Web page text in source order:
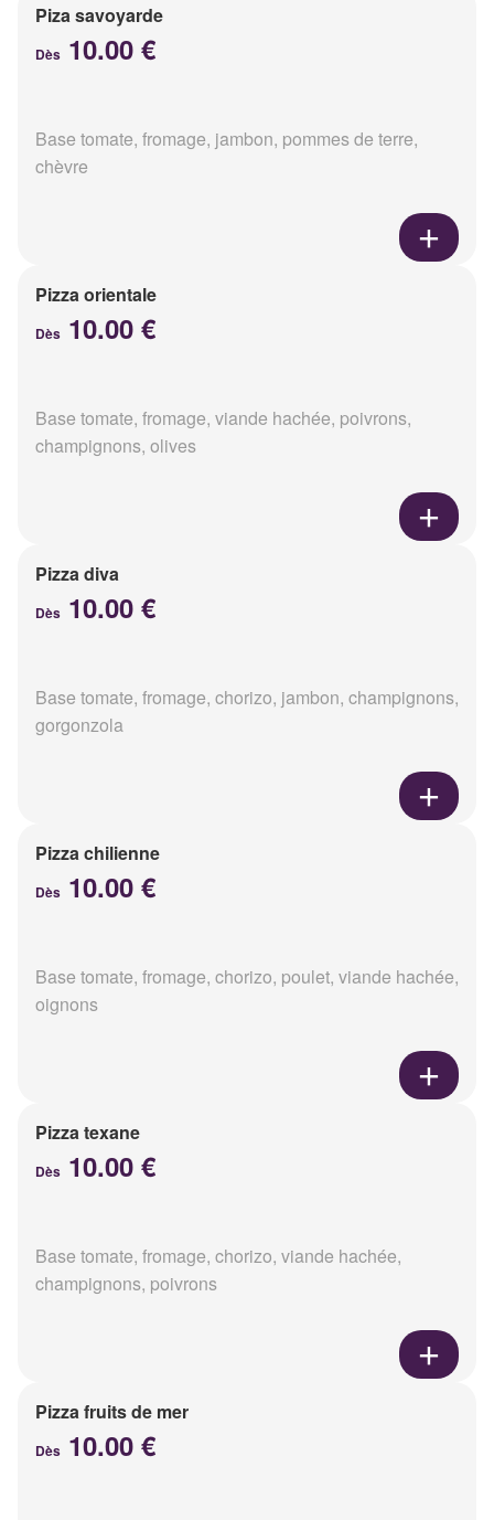
Piza savoyarde
Dès 10.00 €
Base tomate, fromage, jambon, pommes de terre,
chèvre
Pizza orientale
Dès 10.00 €
Base tomate, fromage, viande hachée, poivrons,
champignons, olives
Pizza diva
Dès 10.00 €
Base tomate, fromage, chorizo, jambon, champignons,
gorgonzola
Pizza chilienne
Dès 10.00 €
Base tomate, fromage, chorizo, poulet, viande hachée,
oignons
Pizza texane
Dès 10.00 €
Base tomate, fromage, chorizo, viande hachée,
champignons, poivrons
Pizza fruits de mer
Dès 10.00 €